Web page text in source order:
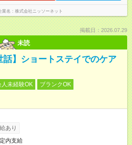
業名 株式会社ニッソーネット
掲載日：2026.07.29
未読
話】ショートステイでのケア
人未経験OK
ブランクOK
あり
内支給